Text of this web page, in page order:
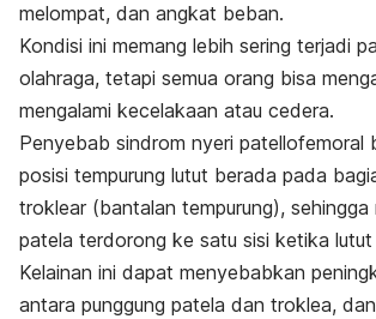
melompat, dan angkat beban.
Kondisi ini memang lebih sering terjadi
olahraga, tetapi semua orang bisa
mengalami kecelakaan atau cedera.
Penyebab sindrom nyeri patellofemoral
posisi tempurung lutut berada pada
troklear (bantalan tempurung),
patela terdorong ke satu sisi ketika
Kelainan ini dapat menyebabkan
antara punggung patela dan troklea,